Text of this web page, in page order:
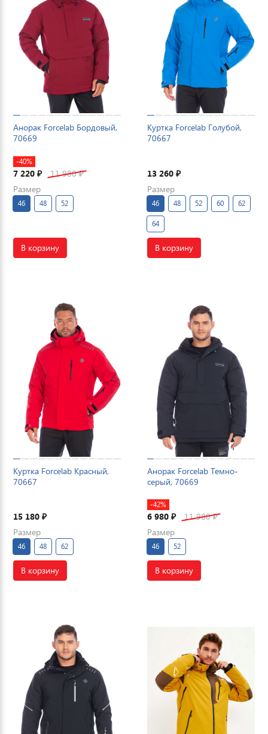
Анорак Forcelab Бордовый,
70669
-40%
7 220 ₽ 11 980₽
Размер
46 48 52
В корзину
Куртка Forcelab Голубой,
70667
13 260 ₽
Размер
46 48 52 60 62
64
В корзину
Куртка Forcelab Красный,
70667
15 180 ₽
Размер
46 48 62
В корзину
Анорак Forcelab Темно-
серый, 70669
-42%
6 980 ₽ 11 980₽
Размер
46 52
В корзину